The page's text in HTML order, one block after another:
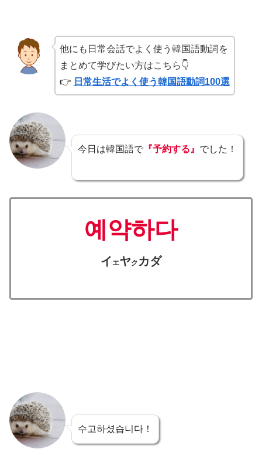
他にも日常会話でよく使う韓国語動詞を
まとめて学びたい方はこちら👇
👉 日常生活でよく使う韓国語動詞100選
今日は韓国語で 『予約する』 でした！
예약하다
イ エヤク カダ
수고하셨습니다！